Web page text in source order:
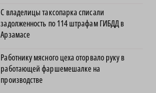
С владелицы таксопарка списали
задолженность по 114 штрафам ГИБДД в
Арзамасе
Работнику мясного цеха оторвало руку в
работающей фаршемешалке на
производстве